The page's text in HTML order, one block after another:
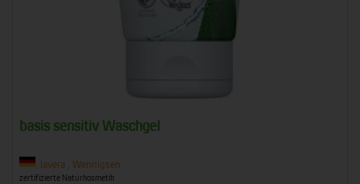
basis sensitiv Waschgel
lavera , Wennigsen
zertifizierte Naturkosmetik